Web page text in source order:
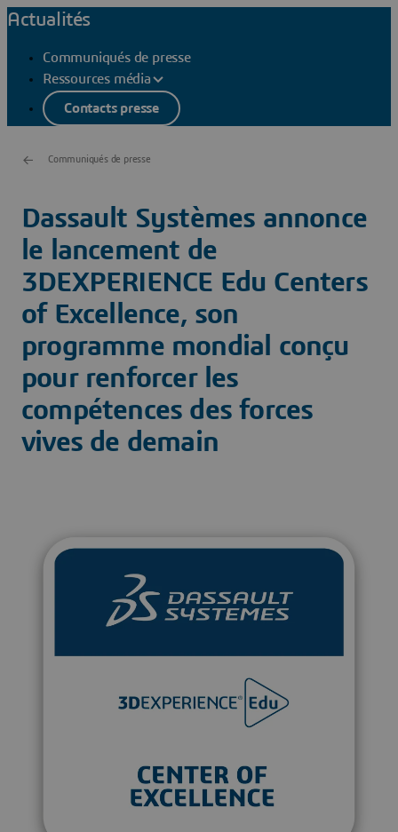
Actualités
Communiqués de presse
Ressources média
Contacts presse
Communiqués de presse
Dassault Systèmes annonce
le lancement de
3DEXPERIENCE Edu Centers
of Excellence, son
programme mondial conçu
pour renforcer les
compétences des forces
vives de demain